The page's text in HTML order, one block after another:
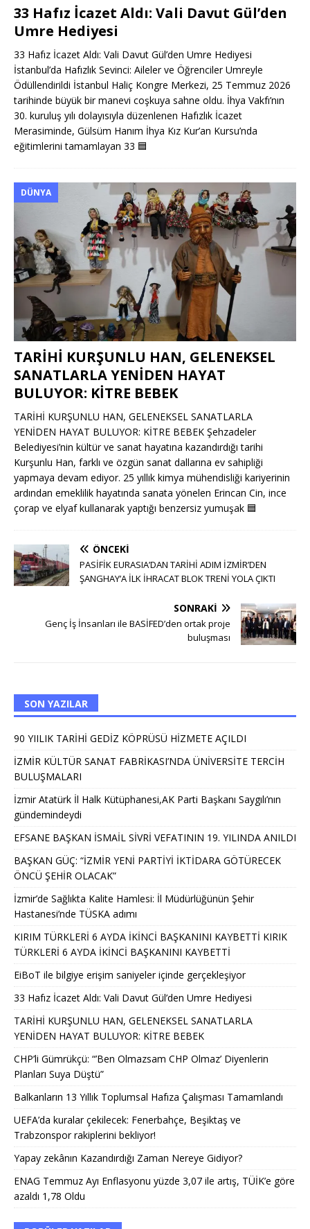
33 Hafız İcazet Aldı: Vali Davut Gül’den
Umre Hediyesi
33 Hafız İcazet Aldı: Vali Davut Gül’den Umre Hediyesi
İstanbul’da Hafızlık Sevinci: Aileler ve Öğrenciler Umreyle
Ödüllendirildi İstanbul Haliç Kongre Merkezi, 25 Temmuz 2026
tarihinde büyük bir manevi coşkuya sahne oldu. İhya Vakfı’nın
30. kuruluş yılı dolayısıyla düzenlenen Hafızlık İcazet
Merasiminde, Gülsüm Hanım İhya Kız Kur’an Kursu’nda
eğitimlerini tamamlayan 33 🟦
DÜNYA
TARİHİ KURŞUNLU HAN, GELENEKSEL
SANATLARLA YENİDEN HAYAT
BULUYOR: KİTRE BEBEK
TARİHİ KURŞUNLU HAN, GELENEKSEL SANATLARLA
YENİDEN HAYAT BULUYOR: KİTRE BEBEK Şehzadeler
Belediyesi’nin kültür ve sanat hayatına kazandırdığı tarihi
Kurşunlu Han, farklı ve özgün sanat dallarına ev sahipliği
yapmaya devam ediyor. 25 yıllık kimya mühendisliği kariyerinin
ardından emeklilik hayatında sanata yönelen Erincan Cin, ince
çorap ve elyaf kullanarak yaptığı benzersiz yumuşak 🟦
ÖNCEKI
PASİFİK EURASIA’DAN TARİHİ ADIM İZMİR’DEN
ŞANGHAY’A İLK İHRACAT BLOK TRENİ YOLA ÇIKTI
SONRAKI
Genç İş İnsanları ile BASİFED’den ortak proje
buluşması
SON YAZILAR
90 YIILIK TARİHİ GEDİZ KÖPRÜSÜ HİZMETE AÇILDI
İZMİR KÜLTÜR SANAT FABRİKASI’NDA ÜNİVERSİTE TERCİH
BULUŞMALARI
İzmir Atatürk İl Halk Kütüphanesi,AK Parti Başkanı Saygılı’nın
gündemindeydi
EFSANE BAŞKAN İSMAİL SİVRİ VEFATININ 19. YILINDA ANILDI
BAŞKAN GÜÇ: “İZMİR YENİ PARTİYİ İKTİDARA GÖTÜRECEK
ÖNCÜ ŞEHİR OLACAK”
İzmir’de Sağlıkta Kalite Hamlesi: İl Müdürlüğünün Şehir
Hastanesi’nde TÜSKA adımı
KIRIM TÜRKLERİ 6 AYDA İKİNCİ BAŞKANINI KAYBETTİ KIRIK
TÜRKLERİ 6 AYDA İKİNCİ BAŞKANINI KAYBETTİ
EiBoT ile bilgiye erişim saniyeler içinde gerçekleşiyor
33 Hafız İcazet Aldı: Vali Davut Gül’den Umre Hediyesi
TARİHİ KURŞUNLU HAN, GELENEKSEL SANATLARLA
YENİDEN HAYAT BULUYOR: KİTRE BEBEK
CHP’li Gümrükçü: “’Ben Olmazsam CHP Olmaz’ Diyenlerin
Planları Suya Düştü”
Balkanların 13 Yıllık Toplumsal Hafıza Çalışması Tamamlandı
UEFA’da kuralar çekilecek: Fenerbahçe, Beşiktaş ve
Trabzonspor rakiplerini bekliyor!
Yapay zekânın Kazandırdığı Zaman Nereye Gidiyor?
ENAG Temmuz Ayı Enflasyonu yüzde 3,07 ile artış, TÜİK’e göre
azaldı 1,78 Oldu